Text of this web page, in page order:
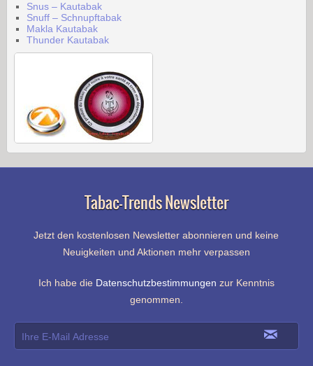
Snus – Kautabak
Snuff – Schnupftabak
Makla Kautabak
Thunder Kautabak
Tabac-Trends Newsletter
Jetzt den kostenlosen Newsletter abonnieren und keine
Neuigkeiten und Aktionen mehr verpassen
Ich habe die Datenschutzbestimmungen zur Kenntnis
genommen.